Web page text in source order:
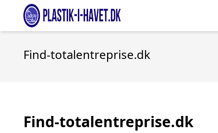
Find-totalentreprise.dk
Find-totalentreprise.dk